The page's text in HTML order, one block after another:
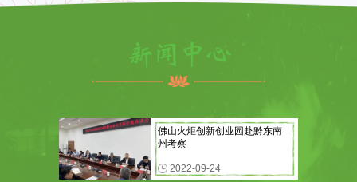
佛山火炬创新创业园赴黔东南
州考察
2022-09-24